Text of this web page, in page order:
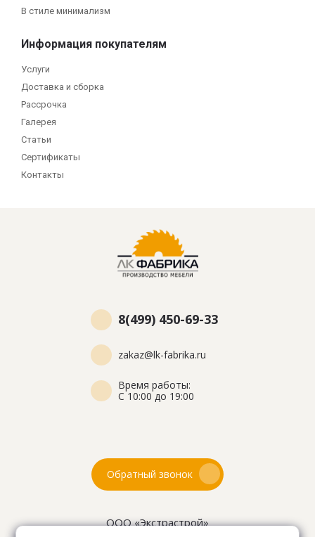
В стиле минимализм
Информация покупателям
Услуги
Доставка и сборка
Рассрочка
Галерея
Статьи
Сертификаты
Контакты
8(499) 450-69-33
zakaz@lk-fabrika.ru
Время работы:
С 10:00 до 19:00
Обратный звонок
ООО «Экстрастрой»